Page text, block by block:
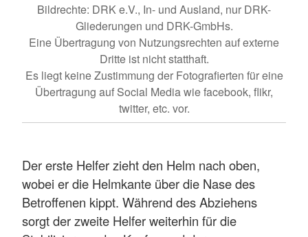
Bildrechte: DRK e.V., In- und Ausland, nur DRK-
Gliederungen und DRK-GmbHs.
Eine Übertragung von Nutzungsrechten auf externe
Dritte ist nicht statthaft.
Es liegt keine Zustimmung der Fotografierten für eine
Übertragung auf Social Media wie facebook, flikr,
twitter, etc. vor.
Der erste Helfer zieht den Helm nach oben,
wobei er die Helmkante über die Nase des
Betroffenen kippt. Während des Abziehens
sorgt der zweite Helfer weiterhin für die